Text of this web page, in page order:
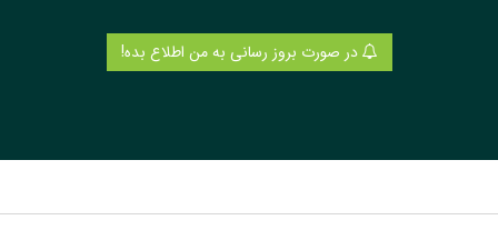
در صورت بروز رسانی به من اطلاع بده!